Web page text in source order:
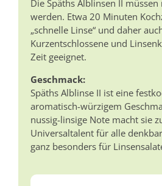
Die Späths Alblinsen II
werden. Etwa 20 Minuten
„schnelle Linse“ und daher
Kurzentschlossene und
Zeit geeignet.
Geschmack:
Späths Alblinse II ist eine
aromatisch-würzigem
nussig-linsige Note macht sie
Universaltalent für alle
ganz besonders für